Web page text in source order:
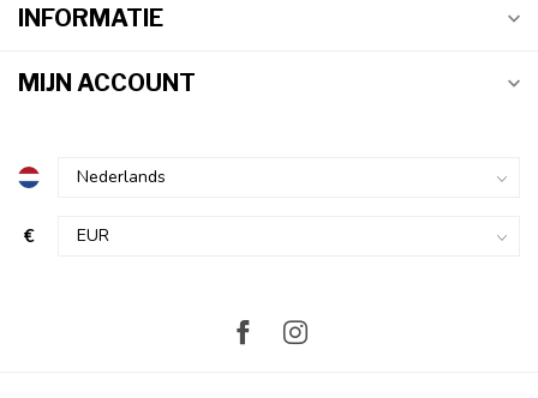
INFORMATIE
MIJN ACCOUNT
€